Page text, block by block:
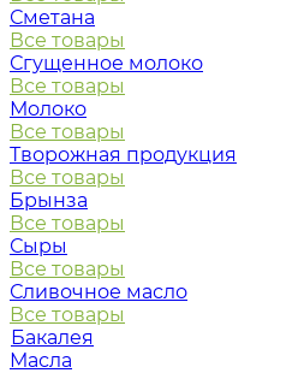
Сметана
Все товары
Сгущенное молоко
Все товары
Молоко
Все товары
Творожная продукция
Все товары
Брынза
Все товары
Сыры
Все товары
Сливочное масло
Все товары
Бакалея
Масла